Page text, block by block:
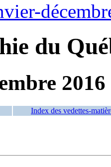
du
2016
Index des vedettes-